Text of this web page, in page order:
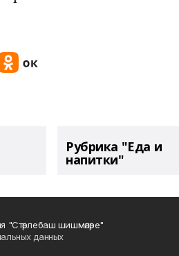
Рубрика "Еда и
напитки"
шишмәләре"
данных